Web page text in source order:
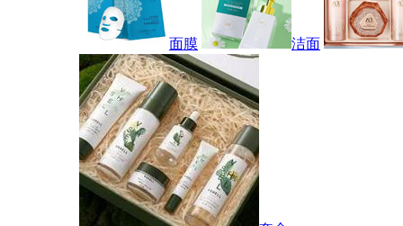
面膜 洁面